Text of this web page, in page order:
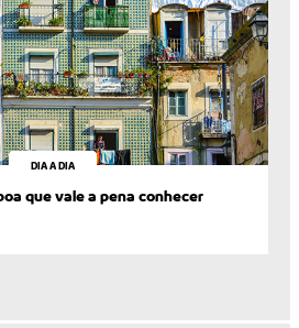
DIA A DIA
que vale a pena conhecer